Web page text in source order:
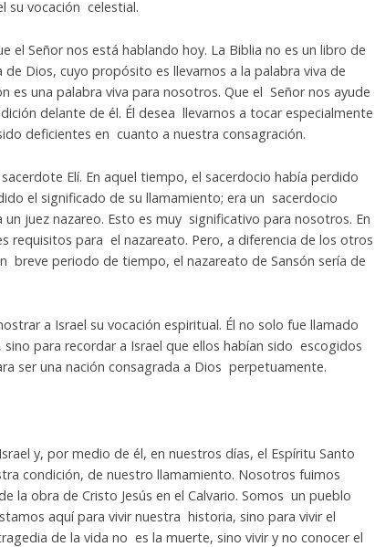
su vocación celestial.
el Señor nos está hablando hoy. La Biblia no es un libro de
Dios, cuyo propósito es llevarnos a la palabra viva de
es una palabra viva para nosotros. Que el Señor nos ayude
delante de él. Él desea llevarnos a tocar especialmente
deficientes en cuanto a nuestra consagración.
Elí. En aquel tiempo, el sacerdocio había perdido
el significado de su llamamiento; era un sacerdocio
juez nazareo. Esto es muy significativo para nosotros. En
requisitos para el nazareato. Pero, a diferencia de los otros
breve periodo de tiempo, el nazareato de Sansón sería de
a Israel su vocación espiritual. Él no solo fue llamado
para recordar a Israel que ellos habían sido escogidos
ser una nación consagrada a Dios perpetuamente.
y, por medio de él, en nuestros días, el Espíritu Santo
condición, de nuestro llamamiento. Nosotros fuimos
la obra de Cristo Jesús en el Calvario. Somos un pueblo
aquí para vivir nuestra historia, sino para vivir el
de la vida no es la muerte, sino vivir y no conocer el